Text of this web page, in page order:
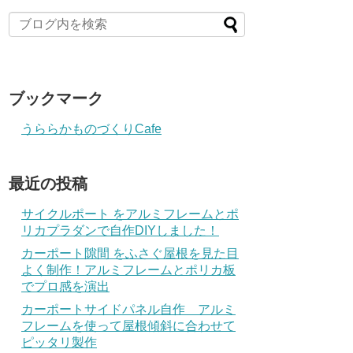
ブックマーク
うららかものづくりCafe
最近の投稿
サイクルポート をアルミフレームとポ
リカプラダンで自作DIYしました！
カーポート隙間 をふさぐ屋根を見た目
よく制作！アルミフレームとポリカ板
でプロ感を演出
カーポートサイドパネル自作 アルミ
フレームを使って屋根傾斜に合わせて
ピッタリ製作